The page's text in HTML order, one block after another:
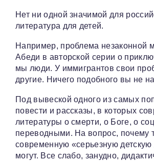
Нет ни одной значимой для
литература для детей.
Например, проблема незаконной
Абеди в авторской серии о
мы люди. У иммигрантов свои
другие. Ничего подобного вы не
Под вывеской одного из самых
повести и рассказы, в которых
литературы о смерти, о Боге, о
переводными. На вопрос, почему
современную «серьезную
могут. Все слабо, занудно,